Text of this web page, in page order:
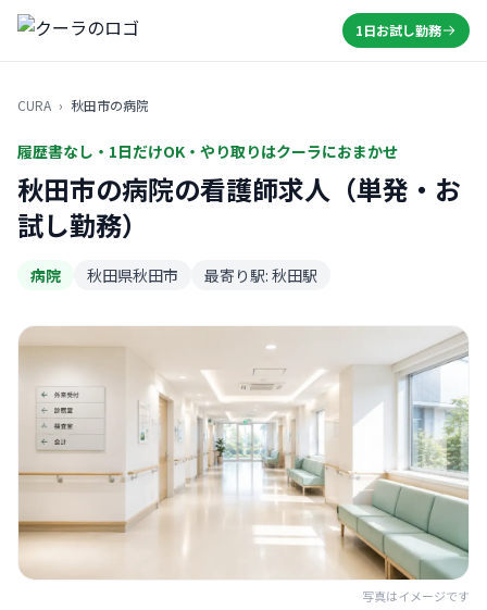
1日お試し勤務
CURA › 秋田市の病院
履歴書なし・1日だけOK・やり取りはクーラにおまかせ
秋田市の病院の看護師求人（単発・お
試し勤務）
病院 秋田県秋田市 最寄り駅: 秋田駅
写真はイメージです